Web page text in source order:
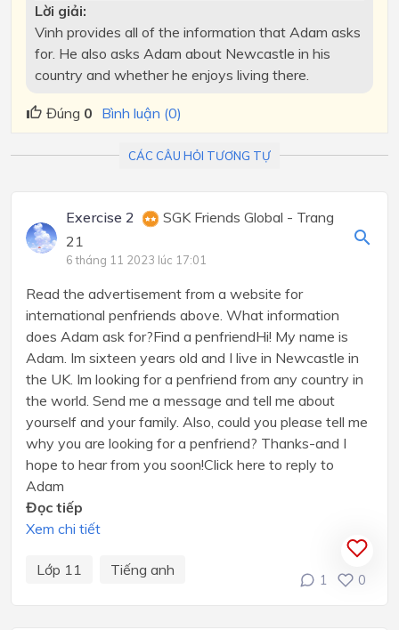
Lời giải:
Vinh provides all of the information that Adam asks
for. He also asks Adam about Newcastle in his
country and whether he enjoys living there.
Đúng 0 Bình luận (0)
CÁC CÂU HỎI TƯƠNG TỰ
Exercise 2
SGK Friends Global - Trang
21
6 tháng 11 2023 lúc 17:01
Read the advertisement from a website for
international penfriends above. What information
does Adam ask for?Find a penfriendHi! My name is
Adam. Im sixteen years old and I live in Newcastle in
the UK. Im looking for a penfriend from any country in
the world. Send me a message and tell me about
yourself and your family. Also, could you please tell me
why you are looking for a penfriend? Thanks-and I
hope to hear from you soon!Click here to reply to
Adam
Đọc tiếp
Xem chi tiết
Lớp 11 Tiếng anh
1 0